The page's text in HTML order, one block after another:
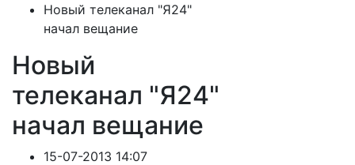
Новый телеканал "Я24"
начал вещание
Новый
телеканал "Я24"
начал вещание
15-07-2013 14:07